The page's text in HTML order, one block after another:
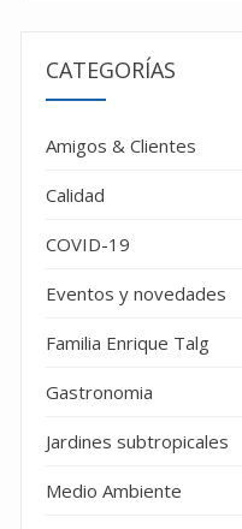
CATEGORÍAS
Amigos & Clientes
Calidad
COVID-19
Eventos y novedades
Familia Enrique Talg
Gastronomia
Jardines subtropicales
Medio Ambiente